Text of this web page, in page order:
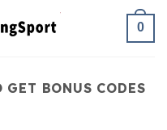
0
GET BONUS CODES